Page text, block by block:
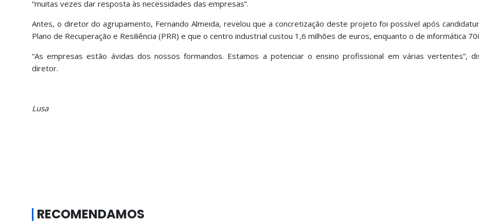
“muitas vezes dar resposta às necessidades das empresas”.
Antes, o diretor do agrupamento, Fernando Almeida, revelou que a concretização deste projeto foi possível após
Plano de Recuperação e Resiliência (PRR) e que o centro industrial custou 1,6 milhões de euros, enquanto o de informática
“As empresas estão ávidas dos nossos formandos. Estamos a potenciar o ensino profissional em várias vertentes”,
diretor.
Lusa
RECOMENDAMOS